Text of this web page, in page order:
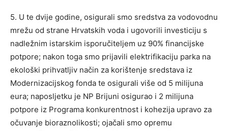
5. U te dvije godine, osigurali smo sredstva za vodovodnu
mrežu od strane Hrvatskih voda i ugovorili investiciju s
nadležnim istarskim isporučiteljem uz 90% financijske
potpore; nakon toga smo prijavili elektrifikaciju parka na
ekološki prihvatljiv način za korištenje sredstava iz
Modernizacijskog fonda te osigurali više od 5 milijuna
eura; naposljetku je NP Brijuni osigurao i 2 milijuna
potpore iz Programa konkurentnost i kohezija upravo za
očuvanje bioraznolikosti; ojačali smo opremu